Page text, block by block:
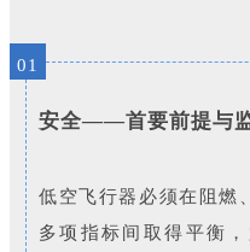
01
安全——首要前提与
低空飞行器必须在阻燃
多项指标间取得平衡